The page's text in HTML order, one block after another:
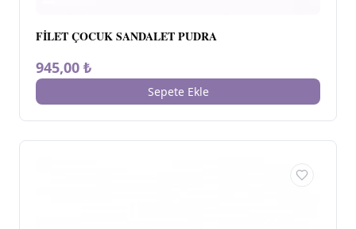
FİLET ÇOCUK SANDALET PUDRA
945,00 ₺
Sepete Ekle